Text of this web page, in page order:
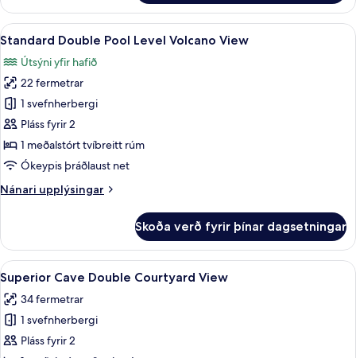
Cave
Double
Courtyard
Skoða
allar
myndir
fyrir
Standard
Double
Pool
Level
Volcano
View
Standard Double Pool Level
17
Standard Double Pool Level Volcano View
Útsýni yfir hafið
22 fermetrar
1 svefnherbergi
Pláss fyrir 2
1 meðalstórt tvíbreitt rúm
Ókeypis þráðlaust net
Nánari upplýsingar
Nánari
Double
Pool
Level
Volcano
View
Skoða verð fyrir þínar dagsetningar
Skoða
allar
myndir
fyrir
Superior
Superior Cave Double Courtyard
24
Superior Cave Double Courtyard View
34 fermetrar
1 svefnherbergi
Pláss fyrir 2